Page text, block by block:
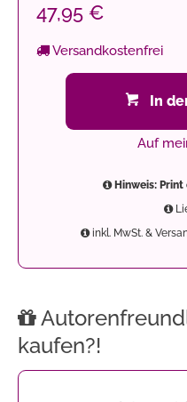
47,95 €
Versandkostenfrei
In
Auf
Hinweis: Print
inkl. MwSt. &
kaufen?!